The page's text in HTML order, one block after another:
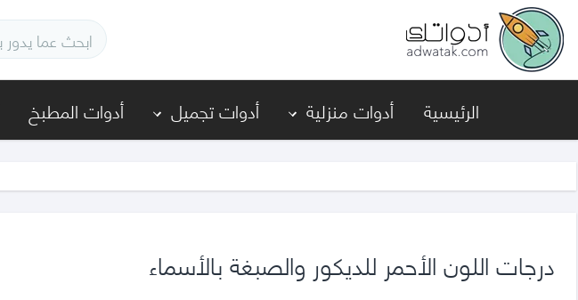
الرئيسية أدوات منزلية أدوات تجميل أدوات المطبخ
درجات اللون الأحمر للديكور والصبغة بالأسماء